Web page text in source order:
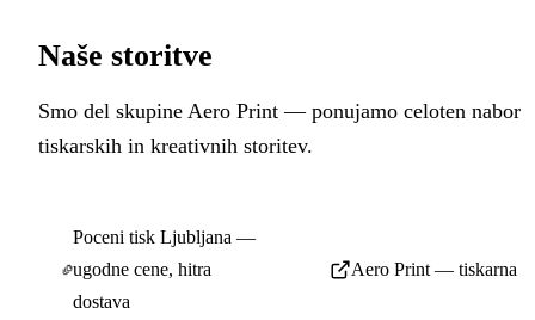
Naše storitve
Smo del skupine Aero Print — ponujamo celoten nabor
tiskarskih in kreativnih storitev.
Poceni tisk Ljubljana —
ugodne cene, hitra
dostava
Aero Print — tiskarna